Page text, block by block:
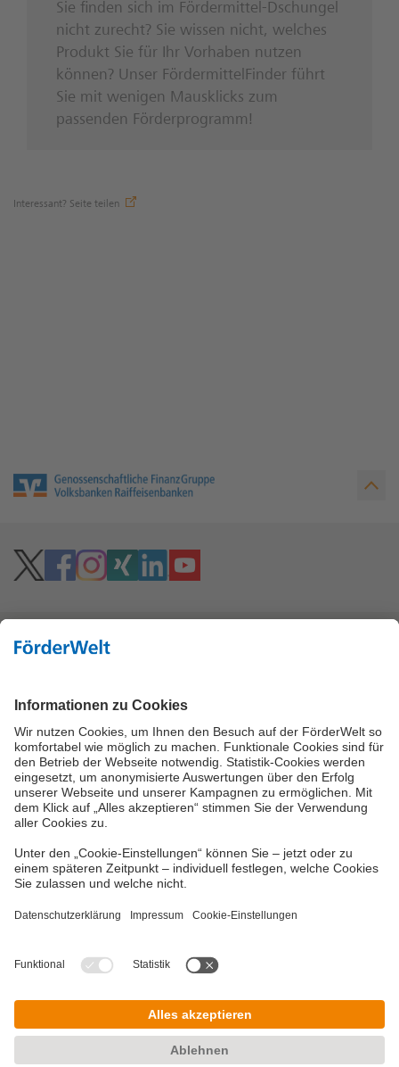
Sie finden sich im Fördermittel-Dschungel
nicht zurecht? Sie wissen nicht, welches
Produkt Sie für Ihr Vorhaben nutzen
können? Unser FördermittelFinder führt
Sie mit wenigen Mausklicks zum
passenden Förderprogramm!
Interessant? Seite teilen
Vielzahl an Fördermitteln
Eine Förderung Ihres Projektes kann, je nach
Förderbedingungen, über viele verschiedene
Wege möglich sein. Neben den Bundes- und
Landesförderinstituten können Fördermittel des
Bundesamtes für Wirtschaft und
Main